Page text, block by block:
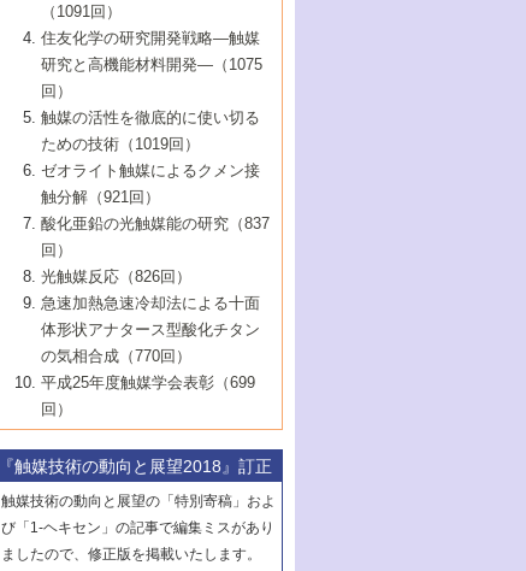
8号 若手研究者による触媒研究の未来展望
2：大学・研究所編
8号 イオン液体の応用
8号 多機能型リアクター
8号 超臨界流体を用いた化学プロセスの新
6号 第94回触媒討論会
7号 サブナノレベルでみた新しい表面現象
8号 オレフィン重合触媒の新たな展
5号 基礎化学品製造の触媒技術
6号 第92回触媒討論会
7号 基礎化学品製造の触媒技術
8号 資源の循環と触媒技術
4号 ナノ材料の調製と機能化
5号 こんな触媒が欲しい
6号 第90回触媒討論会
7号 触媒研究と学術雑誌/情報
8号 若い世代からみた触媒化学の現状と未
3号 生体触媒とバイオプロセス
4号 水素製造・利用の触媒化学
5号 触媒研究における新しい切り口：コン
ビナトリアルケミストリー
6号 第88回触媒討論会特集号
7号 企業における触媒研究のブレークスル
8号 この材料を触媒として使ってみません
2号 第85回触媒討論会
3号 反応ダイナミクス
5号 触媒のおもしろさをどのように伝える
6号 第86回触媒討論会
7号 水素化精製触媒の新しい展開
8号 新しい反応性と機能性を目指した金属
クラスタ-化学
1号 孔、穴、あな?-特異な空間とその利用-
2号 第83回触媒討論会
3号 均一系触媒反応最前線
4号 実用炭素材料の新展開
5号 研究の方法論を考える
7号 機能性金属材料と触媒
8号 触媒研究へのNMRの応用と展望
▼40巻（1998年）
進展と21世紀への提言/創立40周年記念・触
媒学会この10年の歩みとこれから/創立40周
2号 第81回触媒討論会
3号 計算機触媒化学へのさそい
4号 触媒劣化の制御と予測
5号 最新の実用プロセスと触媒
6号 第82回触媒討論会
7号 ナノ構造体の化学
8号 あの反応は今
1号 均一系と不均一系触媒反応-その特徴と
接点
2号 第79回触媒討論会
3号 最新NO除去触媒の実用化研究
4号 新しい反応場を目指した触媒調製
5号 反応・分離技術の新しい展開
6号 第80回触媒討論会
8号 AFMでみる世界
▼38巻（1996年）
1号 触媒の構造と触媒作用/C1化学を中心と
する21世紀への触媒
3号 オリンピックメダル:金・銀・銅はどん
な触媒作用を示すか
4号 触媒作用における機能の複合化
5号 未来を拓け！若手研究者
6号 第78回触媒討論会
7号 ダイナミックな領域への触媒研究の展
開/C1化学を中心とする21世紀への触媒
▼37巻（1995年）
1号 ファインケミカルズと固体触媒
2号 第75回触媒討論会
3号 希土類を利用した触媒
4号 触媒とリサイクル
5号 エネルギー変換触媒
6号 第76回触媒討論会
7号 表面吸着相の新しい展開
8号 マイクロポーラス・クリスタル触媒の
最近の進歩
▼36巻（1994年）
1号 電気化学と触媒
2号 第73回触媒討論会
3号 C4化学の展開
4号 《通常号》
5号 《通常号》
6号 第74回触媒討論会
8号 最近話題の錯体触媒反応
▼35巻（1993年）
1号 工業触媒開発マニュアル―探索から工
業化まで
2号 第71回触媒討論会
3号 研究開発のうらおもて―着想と展開
4号 触媒劣化と寿命の予測
5号 環境に優しい触媒
6号 第72回触媒討論会
7号 クラスター化学とその周辺
8号 CO2 の化学的利用と触媒
▼34巻（1992年）
1号 インパクトを与えたこの研究
2号 第69回触媒討論会
3号 ケミカルズ合成触媒―新しい展開と応
5号 形にこだわる触媒性能―外形，細孔構
造，表面形状から触媒・担体を考える
7号 フロン問題と触媒の役割/形にこだわる
触媒性能―外形，細孔構造，表面形状から
▼33巻（1991年）
1号 触媒プロセス開発マニュアル―探索か
ら工業化まで，知っておきたいこと PartII
2号 第67回触媒討論会
4号 表面水素とバルク水素その触媒反応と
のかかわり
5号 生産プロセスにおける環境浄化
6号 第68回触媒討論会
7号 天然ガス利用と触媒技術
▼32巻（1990年）
1号 21世紀に向けて触媒研究の飛躍をめざ
す―触媒化学の裾野を広げよう
2号 第65回触媒討論会
3号 有機金属化学の新しい展開と応用
4号 触媒プロセス開発マニュアル―探索か
ら工業化まで，知っておきたいこと
5号 生体関連触媒
6号 第66回触媒討論会
▼31巻（1989年）
1号 情報科学と反応設計・材料設計
2号 第63回触媒討論会
4号 不定比酸化物の構造，物性，触媒作用
5号 《通常号》
6号 第64回触媒討論会
▼30巻（1988年）
1号 《通常号》
2号 第61回触媒討論会
3号 C―H結合の活性化
5号 顕微鏡で表面微細構造を見る
▼29巻（1987年）
1号 1987触媒研究の動向と展望
2号 第59回触媒討論会
4号 触媒燃焼
▼28巻（1986年）
1号 《通常号》
2号 第57回触媒討論会
3号 メタノール利用と触媒
▼27巻（1985年）
1号 触媒研究におけるパソコンの利用
2号 第55回触媒討論会
▼26巻（1984年）
1号 触媒のいろいろな応用
▼25巻（1983年）
（1091回）
住友化学の研究開発戦略―触媒
研究と高機能材料開発―（1075
回）
触媒の活性を徹底的に使い切る
ための技術（1019回）
ゼオライト触媒によるクメン接
触分解（921回）
酸化亜鉛の光触媒能の研究（837
回）
光触媒反応（826回）
急速加熱急速冷却法による十面
体形状アナタース型酸化チタン
の気相合成（770回）
平成25年度触媒学会表彰（699
回）
『触媒技術の動向と展望2018』訂正
触媒技術の動向と展望の「特別寄稿」およ
び「1-ヘキセン」の記事で編集ミスがあり
ましたので、修正版を掲載いたします。